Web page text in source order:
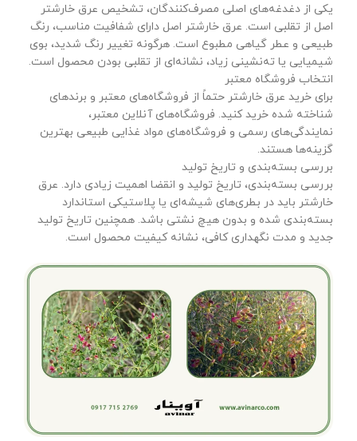
یکی از دغدغه‌های اصلی مصرف‌کنندگان، تشخیص عرق خارشتر
اصل از تقلبی است. عرق خارشتر اصل دارای شفافیت مناسب، رنگ
طبیعی و عطر گیاهی مطبوع است. هرگونه تغییر رنگ شدید، بوی
شیمیایی یا ته‌نشینی زیاد، نشانه‌ای از تقلبی بودن محصول است.
انتخاب فروشگاه معتبر
برای خرید عرق خارشتر حتماً از فروشگاه‌های معتبر و برندهای
شناخته شده خرید کنید. فروشگاه‌های آنلاین معتبر،
نمایندگی‌های رسمی و فروشگاه‌های مواد غذایی طبیعی بهترین
گزینه‌ها هستند.
بررسی بسته‌بندی و تاریخ تولید
بررسی بسته‌بندی، تاریخ تولید و انقضا اهمیت زیادی دارد. عرق
خارشتر باید در بطری‌های شیشه‌ای یا پلاستیکی استاندارد
بسته‌بندی شده و بدون هیچ نشتی باشد. همچنین تاریخ تولید
جدید و مدت نگهداری کافی، نشانه کیفیت محصول است.